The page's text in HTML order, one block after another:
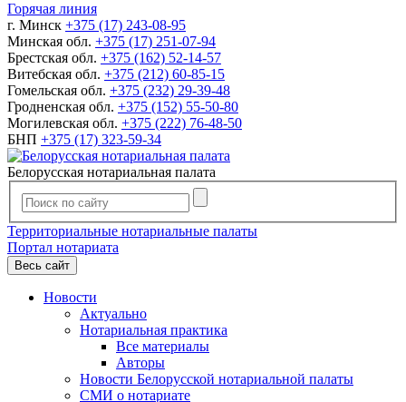
Горячая линия
г. Минск +375 (17) 243-08-95
Минская обл. +375 (17) 251-07-94
Брестская обл. +375 (162) 52-14-57
Витебская обл. +375 (212) 60-85-15
Гомельская обл. +375 (232) 29-39-48
Гродненская обл. +375 (152) 55-50-80
Могилевская обл. +375 (222) 76-48-50
БНП +375 (17) 323-59-34
Белорусская нотариальная палата
Территориальные нотариальные палаты
Портал нотариата
Весь сайт
Новости
Актуально
Нотариальная практика
Все материалы
Авторы
Новости Белорусской нотариальной палаты
СМИ о нотариате